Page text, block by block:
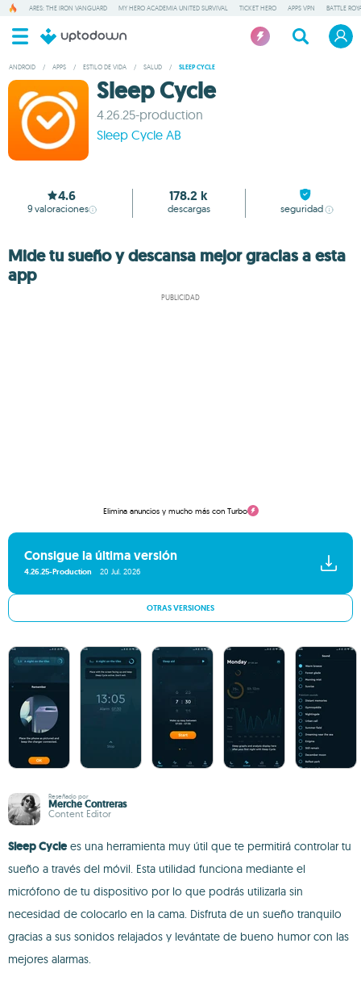
ARES: THE IRON VANGUARD MY HERO ACADEMIA UNITED SURVIVAL TICKET HERO APPS VPN BATTLE
ANDROID / APPS / ESTILO DE VIDA / SALUD / SLEEP CYCLE
Sleep Cycle
4.26.25-production
Sleep Cycle AB
4.6
9 valoraciones
178.2 k
descargas seguridad
Mide tu sueño y descansa mejor gracias a esta
app
PUBLICIDAD
Elimina anuncios y mucho más con Turbo
Consigue la última versión
4.26.25-Production 20 Jul. 2026
OTRAS VERSIONES
Reseñado por
Merche Contreras
Content Editor
Sleep Cycle es una herramienta muy útil que te permitirá controlar tu
sueño a través del móvil. Esta utilidad funciona mediante el
micrófono de tu dispositivo por lo que podrás utilizarla sin
necesidad de colocarlo en la cama. Disfruta de un sueño tranquilo
gracias a sus sonidos relajados y levántate de bueno humor con las
mejores alarmas.